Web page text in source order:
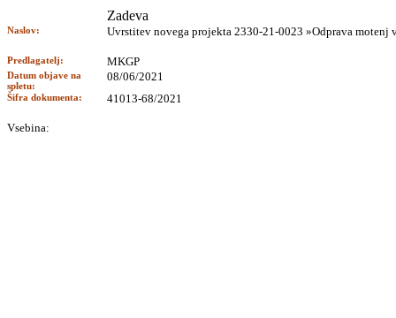
Zadeva
Naslov: Uvrstitev novega projekta 2330-21-0023 »Odprava
Predlagatelj: MKGP
Datum objave na
spletu:
08/06/2021
Šifra dokumenta: 41013-68/2021
Vsebina: